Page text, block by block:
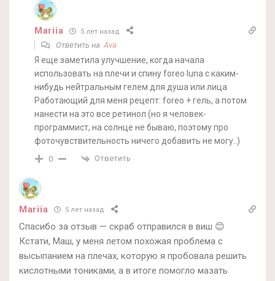
Mariia 5 лет назад
Ответить наAva
Я еще заметила улучшение, когда начала
использовать на плечи и спину foreo luna с каким-
нибудь нейтральным гелем для душа или лица
Работающий для меня рецепт: foreo + гель, а потом
нанести на это все ретинол (но я человек-
программист, на солнце не бываю, поэтому про
фоточувствительность ничего добавить не могу..)
0 Ответить
Mariia 5 лет назад
Спасибо за отзыв — скраб отправился в виш 😊
Кстати, Маш, у меня летом похожая проблема с
высыпанием на плечах, которую я пробовала решить
кислотными тониками, а в итоге помогло мазать